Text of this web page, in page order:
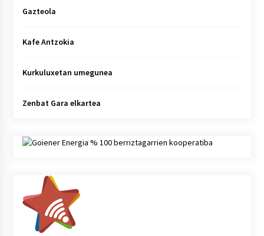
Gazteola
Kafe Antzokia
Kurkuluxetan umegunea
Zenbat Gara elkartea